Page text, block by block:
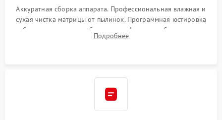
Аккуратная сборка аппарата. Профессиональная влажная и
сухая чистка матрицы от пылинок. Программная юстировка
рабочего отрезка, калибровка автофокуса, стабилизатора и
экспозамера с помощью сервисного ПО.
Подробнее